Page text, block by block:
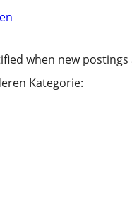
when new postings
Kategorie: